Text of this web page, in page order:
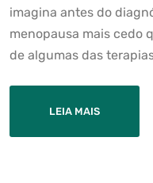
imagina antes do
menopausa mais cedo
de algumas das
LEIA MAIS